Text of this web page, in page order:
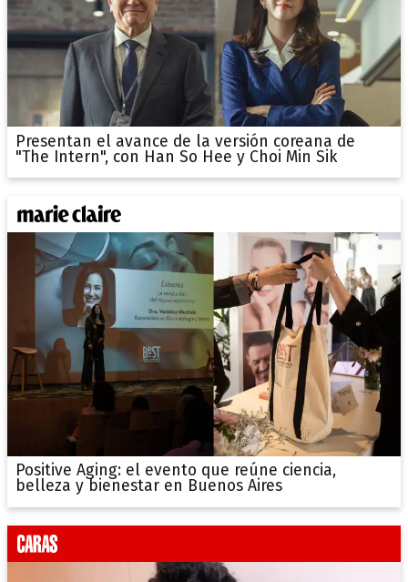
Presentan el avance de la versión coreana de
"The Intern", con Han So Hee y Choi Min Sik
Positive Aging: el evento que reúne ciencia,
belleza y bienestar en Buenos Aires